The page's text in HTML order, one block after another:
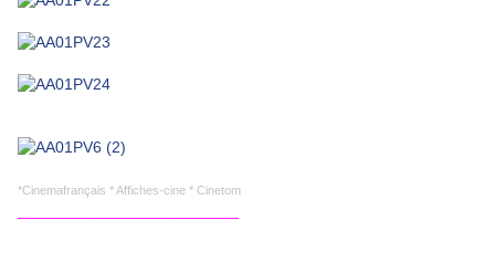
*Cinemafrançais * Affiches-cine * Cinetom